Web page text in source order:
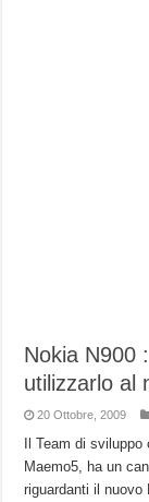
Nokia N900
utilizzarlo al
20 Ottobre, 2009
Il Team di sviluppo
Maemo5, ha un
riguardanti il